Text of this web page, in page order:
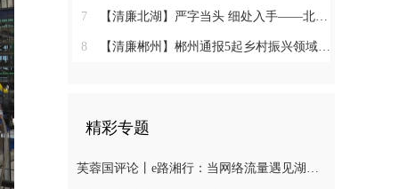
7 【清廉北湖】严字当头 细处入手——北湖区纪委监委坚决纠治“四风”顽瘴痼疾
8 【清廉郴州】郴州通报5起乡村振兴领域不正之风和腐败问题典型案例
精彩专题
芙蓉国评论丨e路湘行：当网络流量遇见湖湘“留量